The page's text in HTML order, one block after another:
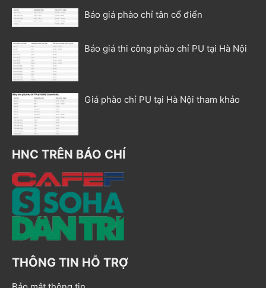
Báo giá phào chỉ tân cổ điển
Báo giá thi công phào chỉ PU tại Hà Nội
Giá phào chỉ PU tại Hà Nội tham khảo
HNC TRÊN BÁO CHÍ
THÔNG TIN HỖ TRỢ